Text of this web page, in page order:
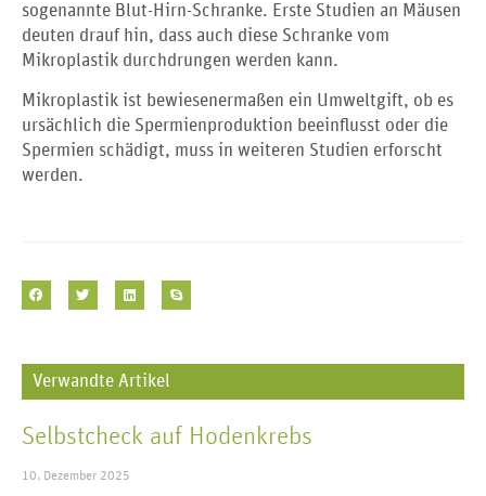
sogenannte Blut-Hirn-Schranke. Erste Studien an Mäusen
deuten drauf hin, dass auch diese Schranke vom
Mikroplastik durchdrungen werden kann.
Mikroplastik ist bewiesenermaßen ein Umweltgift, ob es
ursächlich die Spermienproduktion beeinflusst oder die
Spermien schädigt, muss in weiteren Studien erforscht
werden.
Verwandte Artikel
Selbstcheck auf Hodenkrebs
10. Dezember 2025